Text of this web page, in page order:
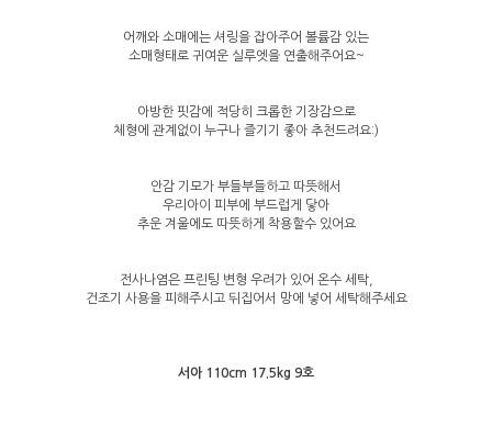
어깨와 소매에는 셔링을 잡아주어 볼륨감 있는
소매형태로 귀여운 실루엣을 연출해주어요~
아방한 핏감에 적당히 크롭한 기장감으로
체형에 관계없이 누구나 즐기기 좋아 추천드려요:)
안감 기모가 부들부들하고 따뜻해서
우리아이 피부에 부드럽게 닿아
추운 겨울에도 따뜻하게 착용할수 있어요
전사나염은 프린팅 변형 우려가 있어 온수 세탁,
건조기 사용을 피해주시고 뒤집어서 망에 넣어 세탁해주세요
서아 110cm 17.5kg 9호